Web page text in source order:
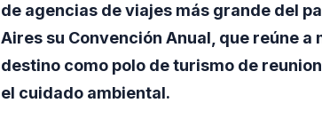
de agencias de viajes más grande del
Aires su Convención Anual, que reúne
destino como polo de turismo de
el cuidado ambiental.